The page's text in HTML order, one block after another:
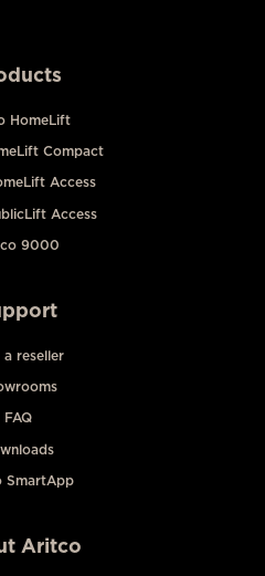
HomeLift
Compact
Access
Access
9000
a reseller
FAQ
SmartApp
Aritco